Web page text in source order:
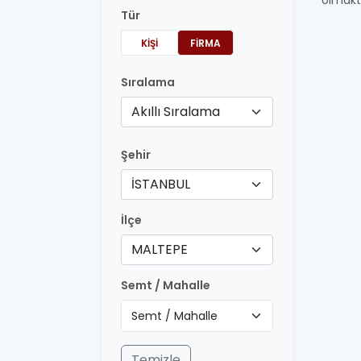
Tür
KIŞI FIRMA
Sıralama
Akıllı Sıralama
Şehir
İSTANBUL
İlçe
MALTEPE
Semt / Mahalle